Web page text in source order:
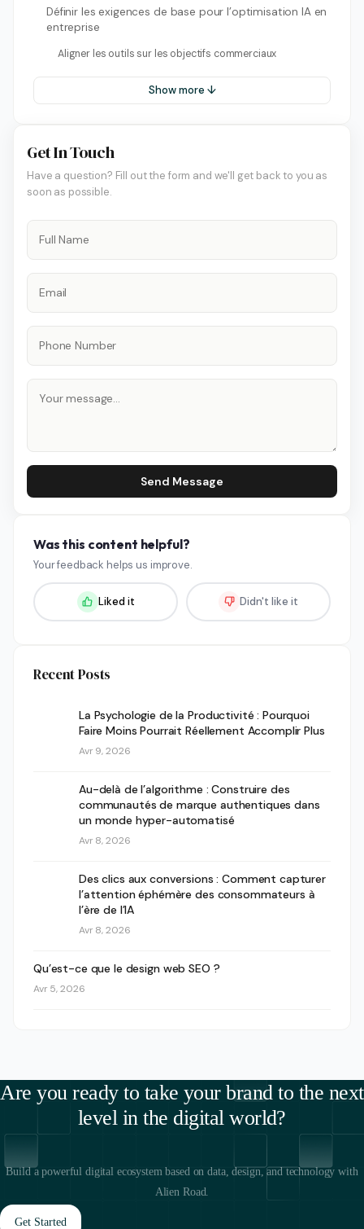
Définir les exigences de base pour l’optimisation IA en
entreprise
Aligner les outils sur les objectifs commerciaux
Show more ↓
Get In Touch
Have a question? Fill out the form and we'll get back to you as
soon as possible.
Send Message
Was this content helpful?
Your feedback helps us improve.
Liked it Didn't like it
Recent Posts
La Psychologie de la Productivité : Pourquoi
Faire Moins Pourrait Réellement Accomplir Plus
Avr 9, 2026
Au-delà de l’algorithme : Construire des
communautés de marque authentiques dans
un monde hyper-automatisé
Avr 8, 2026
Des clics aux conversions : Comment capturer
l’attention éphémère des consommateurs à
l’ère de l’IA
Avr 8, 2026
Qu’est-ce que le design web SEO ?
Avr 5, 2026
Are you ready to take your brand to the next
level in the digital world?
Build a powerful digital ecosystem based on data, design, and technology with
Alien Road.
Get Started